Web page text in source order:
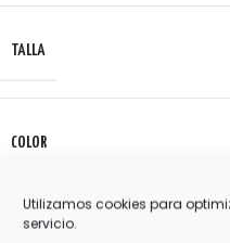
Utilizamos cookies para
servicio.
TALLA
COLOR
Valoraciones (0)